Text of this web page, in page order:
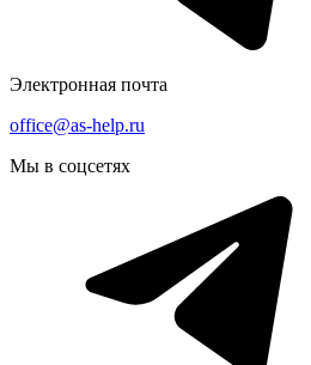
Электронная почта
office@as-help.ru
Мы в соцсетях